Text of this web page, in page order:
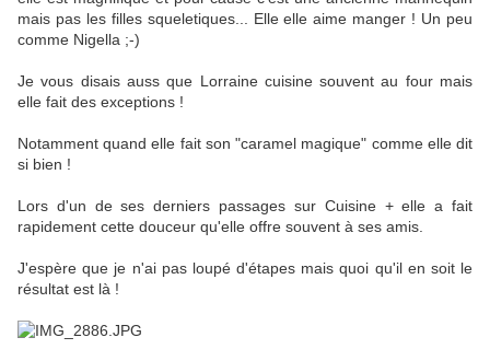
mais pas les filles squeletiques... Elle elle aime manger ! Un peu
comme Nigella ;-)
Je vous disais auss que Lorraine cuisine souvent au four mais
elle fait des exceptions !
Notamment quand elle fait son "caramel magique" comme elle dit
si bien !
Lors d'un de ses derniers passages sur Cuisine + elle a fait
rapidement cette douceur qu'elle offre souvent à ses amis.
J'espère que je n'ai pas loupé d'étapes mais quoi qu'il en soit le
résultat est là !